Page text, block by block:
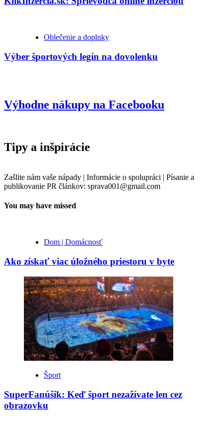
Oblečenie a doplnky
Výber športových legín na dovolenku
Výhodne nákupy na Facebooku
Tipy a inšpirácie
Zašlite nám vaše nápady | Informácie o spolupráci | Písanie a
publikovanie PR článkov: sprava001@gmail.com
You may have missed
Dom | Domácnosť
Ako získať viac úložného priestoru v byte
Šport
SuperFanúšik: Keď šport nezažívate len cez
obrazovku